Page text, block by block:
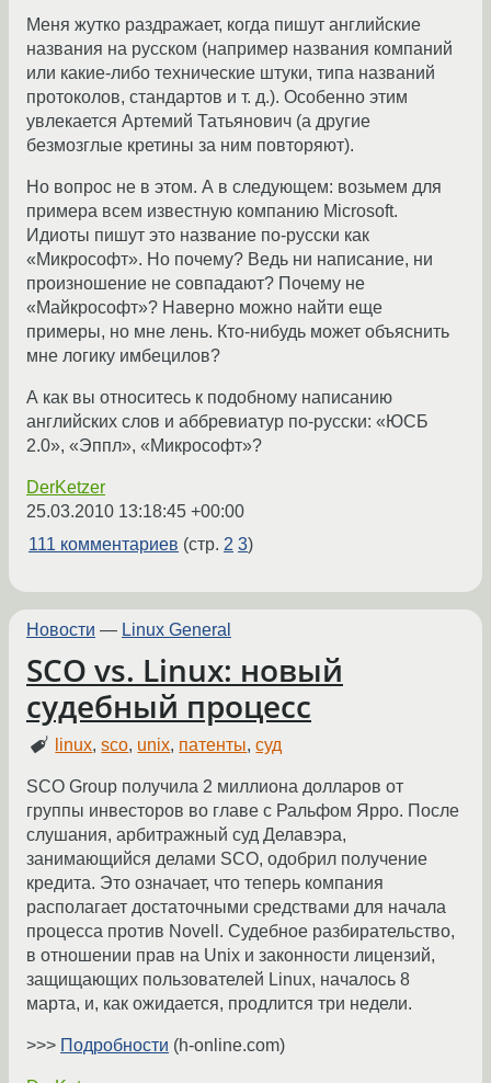
Меня жутко раздражает, когда пишут английские
названия на русском (например названия компаний
или какие-либо технические штуки, типа названий
протоколов, стандартов и т. д.). Особенно этим
увлекается Артемий Татьянович (а другие
безмозглые кретины за ним повторяют).
Но вопрос не в этом. А в следующем: возьмем для
примера всем известную компанию Microsoft.
Идиоты пишут это название по-русски как
«Микрософт». Но почему? Ведь ни написание, ни
произношение не совпадают? Почему не
«Майкрософт»? Наверно можно найти еще
примеры, но мне лень. Кто-нибудь может объяснить
мне логику имбецилов?
А как вы относитесь к подобному написанию
английских слов и аббревиатур по-русски: «ЮСБ
2.0», «Эппл», «Микрософт»?
DerKetzer
25.03.2010 13:18:45 +00:00
111 комментариев (стр. 2 3)
Новости — Linux General
SCO vs. Linux: новый
судебный процесс
linux,sco, unix, патенты,суд
SCO Group получила 2 миллиона долларов от
группы инвесторов во главе с Ральфом Ярро. После
слушания, арбитражный суд Делавэра,
занимающийся делами SCO, одобрил получение
кредита. Это означает, что теперь компания
располагает достаточными средствами для начала
процесса против Novell. Судебное разбирательство,
в отношении прав на Unix и законности лицензий,
защищающих пользователей Linux, началось 8
марта, и, как ожидается, продлится три недели.
>>> Подробности (h-online.com)